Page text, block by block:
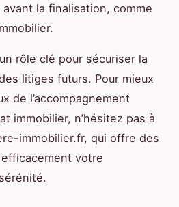
la finalisation, comme
rôle clé pour sécuriser la
litiges futurs. Pour mieux
de l’accompagnement
immobilier, n’hésitez pas à
immobilier.fr, qui offre des
votre